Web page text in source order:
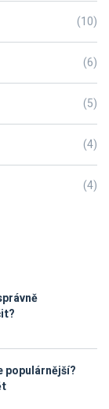
(10)
(6)
(5)
(4)
(4)
populárnější?